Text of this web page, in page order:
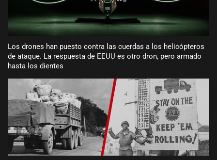
Los drones han puesto contra las cuerdas a los helicópteros
de ataque. La respuesta de EEUU es otro dron, pero armado
hasta los dientes